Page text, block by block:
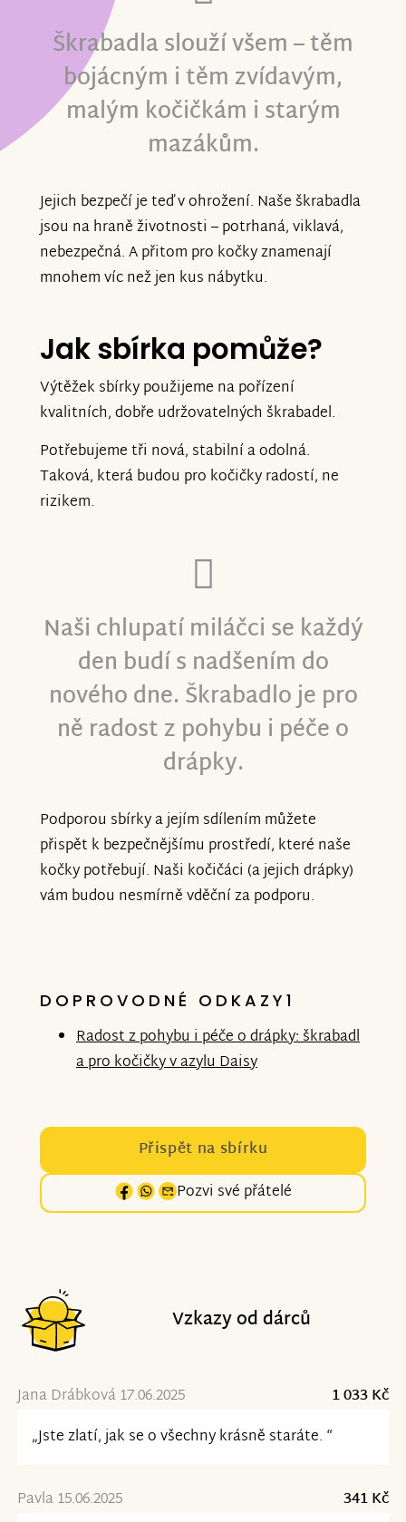
Škrabadla slouží všem – těm
bojácným i těm zvídavým,
malým kočičkám i starým
mazákům.
Jejich bezpečí je teď v ohrožení. Naše škrabadla
jsou na hraně životnosti – potrhaná, viklavá,
nebezpečná. A přitom pro kočky znamenají
mnohem víc než jen kus nábytku.
Jak sbírka pomůže?
Výtěžek sbírky použijeme na pořízení
kvalitních, dobře udržovatelných škrabadel.
Potřebujeme tři nová, stabilní a odolná.
Taková, která budou pro kočičky radostí, ne
rizikem.
Naši chlupatí miláčci se každý
den budí s nadšením do
nového dne. Škrabadlo je pro
ně radost z pohybu i péče o
drápky.
Podporou sbírky a jejím sdílením můžete
přispět k bezpečnějšímu prostředí, které naše
kočky potřebují. Naši kočičáci (a jejich drápky)
vám budou nesmírně vděční za podporu.
DOPROVODNÉ ODKAZY1
Radost z pohybu i péče o drápky: škrabadl
a pro kočičky v azylu Daisy
Přispět na sbírku
Pozvi své přátelé
Vzkazy od dárců
Jana Drábková 17.06.2025
1 033 Kč
„Jste zlatí, jak se o všechny krásně staráte. “
Pavla 15.06.2025 341 Kč